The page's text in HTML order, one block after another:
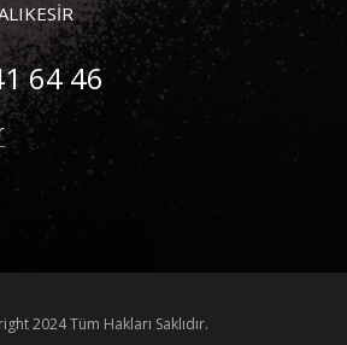
64 46
2024 Tüm Hakları Saklıdır.